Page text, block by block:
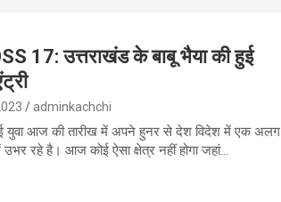
17: उत्तराखंड के बाबू भैया की हुई
adminkachchi
युवा आज की तारीख में अपने हुनर से देश विदेश में एक अलग
रहे है। आज कोई ऐसा क्षेत्र नहीं होगा जहां…